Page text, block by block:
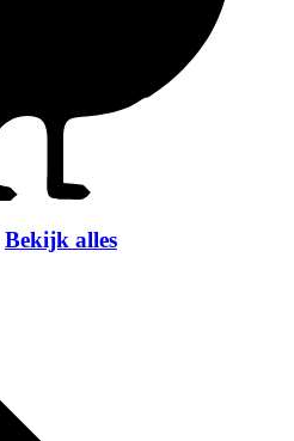
Bekijk alles